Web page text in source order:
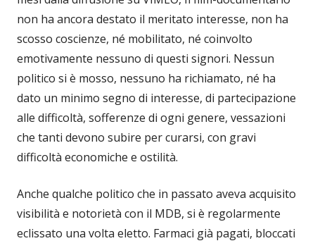
non ha ancora destato il meritato interesse, non ha
scosso coscienze, né mobilitato, né coinvolto
emotivamente nessuno di questi signori. Nessun
politico si è mosso, nessuno ha richiamato, né ha
dato un minimo segno di interesse, di partecipazione
alle difficoltà, sofferenze di ogni genere, vessazioni
che tanti devono subire per curarsi, con gravi
difficoltà economiche e ostilità.
Anche qualche politico che in passato aveva acquisito
visibilità e notorietà con il MDB, si è regolarmente
eclissato una volta eletto. Farmaci già pagati, bloccati